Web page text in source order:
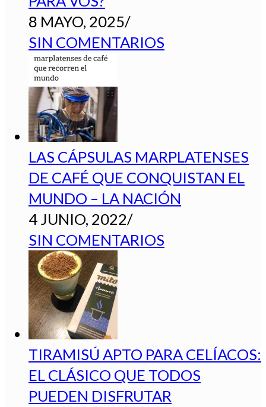
8 MAYO, 2025/
SIN COMENTARIOS
LAS CÁPSULAS MARPLATENSES
DE CAFÉ QUE CONQUISTAN EL
MUNDO – LA NACIÓN
4 JUNIO, 2022/
SIN COMENTARIOS
TIRAMISÚ APTO PARA CELÍACOS:
EL CLÁSICO QUE TODOS
PUEDEN DISFRUTAR